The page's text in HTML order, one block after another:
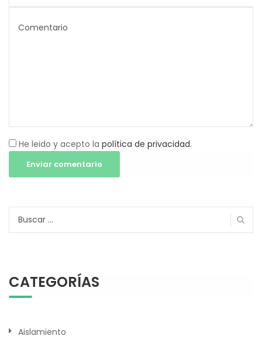
He leido y acepto la política de privacidad.
CATEGORÍAS
Aislamiento